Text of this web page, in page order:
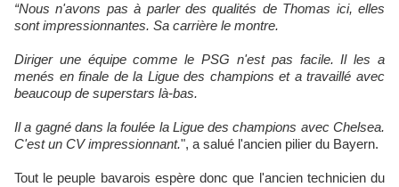
“Nous n'avons pas à parler des qualités de Thomas ici, elles
sont impressionnantes. Sa carrière le montre.
Diriger une équipe comme le PSG n'est pas facile. Il les a
menés en finale de la Ligue des champions et a travaillé avec
beaucoup de superstars là-bas.
Il a gagné dans la foulée la Ligue des champions avec Chelsea.
C'est un CV impressionnant.", a salué l'ancien pilier du Bayern.
Tout le peuple bavarois espère donc que l'ancien technicien du